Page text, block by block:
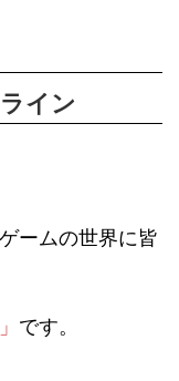
イン
ームの世界に皆
です。